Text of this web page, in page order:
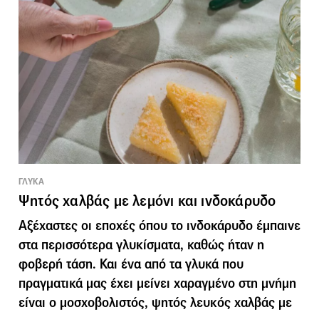
ΓΛΥΚΑ
Ψητός χαλβάς με λεμόνι και ινδοκάρυδο
Αξέχαστες οι εποχές όπου το ινδοκάρυδο έμπαινε
στα περισσότερα γλυκίσματα, καθώς ήταν η
φοβερή τάση. Και ένα από τα γλυκά που
πραγματικά μας έχει μείνει χαραγμένο στη μνήμη
είναι ο μοσχοβολιστός, ψητός λευκός χαλβάς με